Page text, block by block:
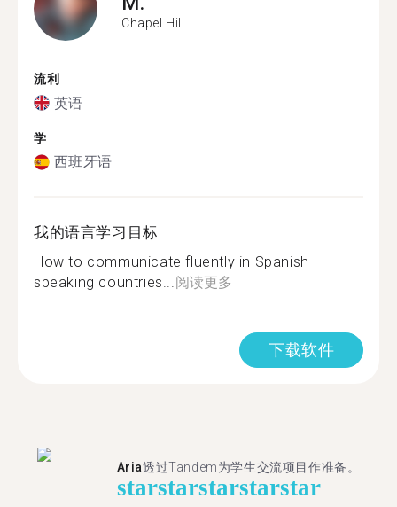
Chapel Hill
流利
英语
学
西班牙语
我的语言学习目标
How to communicate fluently in Spanish
speaking countries...阅读更多
下载软件
Aria透过Tandem为学生交流项目作准备。
starstarstarstarstar